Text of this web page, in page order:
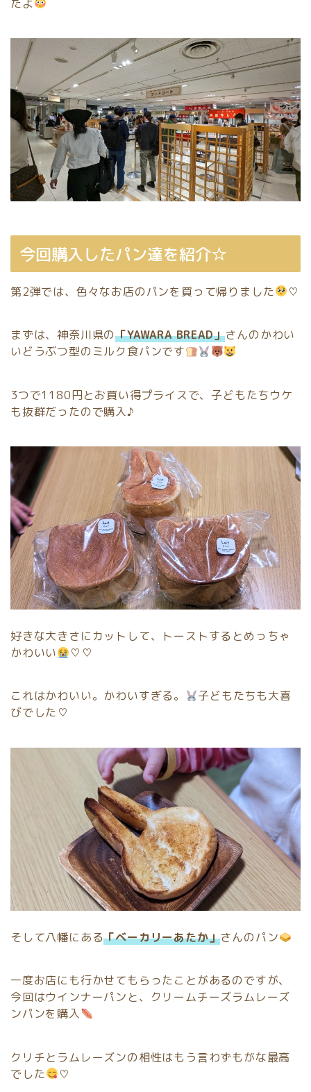
たよ
今回購入したパン達を紹介☆
第2弾では、色々なお店のパンを買って帰りました ♡
まずは、神奈川県の「YAWARA BREAD」さんのかわい
いどうぶつ型のミルク食パンです
3つで1180円とお買い得プライスで、子どもたちウケ
も抜群だったので購入♪
好きな大きさにカットして、トーストするとめっちゃ
かわいい
♡♡
これはかわいい。かわいすぎる。
子どもたちも大喜
びでした♡
そして八幡にある「ベーカリーあたか」さんのパン
一度お店にも行かせてもらったことがあるのですが、
今回はウインナーパンと、クリームチーズラムレーズ
ンパンを購入
クリチとラムレーズンの相性はもう言わずもがな最高
でした
♡